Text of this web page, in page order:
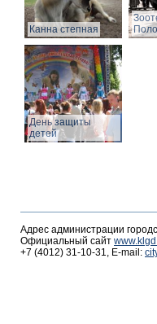
Канна степная
День защиты
детей
Адрес администрации
Официальный сайт
+7 (4012) 31-10-31, E-mail: